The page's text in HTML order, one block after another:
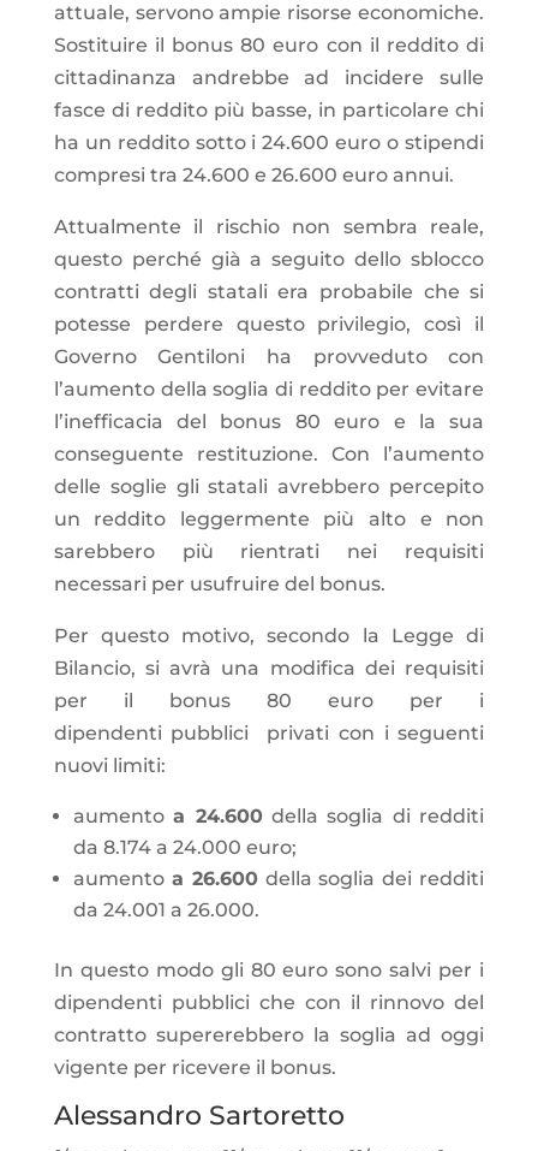
attuale, servono ampie risorse economiche.
Sostituire il bonus 80 euro con il reddito di
cittadinanza andrebbe ad incidere sulle
fasce di reddito più basse, in particolare chi
ha un reddito sotto i 24.600 euro o stipendi
compresi tra 24.600 e 26.600 euro annui.
Attualmente il rischio non sembra reale,
questo perché già a seguito dello sblocco
contratti degli statali era probabile che si
potesse perdere questo privilegio, così il
Governo Gentiloni ha provveduto con
l’aumento della soglia di reddito per evitare
l’inefficacia del bonus 80 euro e la sua
conseguente restituzione. Con l’aumento
delle soglie gli statali avrebbero percepito
un reddito leggermente più alto e non
sarebbero più rientrati nei requisiti
necessari per usufruire del bonus.
Per questo motivo, secondo la Legge di
Bilancio, si avrà una modifica dei requisiti
per il bonus 80 euro per i
dipendenti pubblici privati con i seguenti
nuovi limiti:
aumentoa 24.600della soglia di redditi
da 8.174 a 24.000 euro;
aumento a 26.600della soglia dei redditi
da 24.001 a 26.000.
In questo modo gli 80 euro sono salvi per i
dipendenti pubblici che con il rinnovo del
contratto supererebbero la soglia ad oggi
vigente per ricevere il bonus.
Alessandro Sartoretto